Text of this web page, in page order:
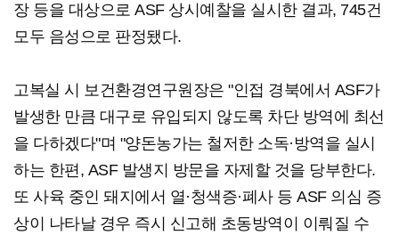
장 등을 대상으로 ASF 상시예찰을 실시한 결과, 745건
모두 음성으로 판정됐다.
고복실 시 보건환경연구원장은 "인접 경북에서 ASF가
발생한 만큼 대구로 유입되지 않도록 차단 방역에 최선
을 다하겠다"며 "양돈농가는 철저한 소독·방역을 실시
하는 한편, ASF 발생지 방문을 자제할 것을 당부한다.
또 사육 중인 돼지에서 열·청색증·폐사 등 ASF 의심 증
상이 나타날 경우 즉시 신고해 초동방역이 이뤄질 수